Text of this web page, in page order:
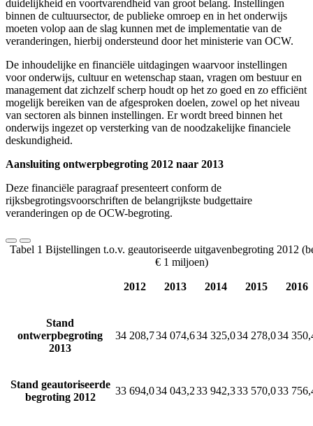
duidelijkheid en voortvarendheid van groot belang. Instellingen
binnen de cultuursector, de publieke omroep en in het onderwijs
moeten volop aan de slag kunnen met de implementatie van de
veranderingen, hierbij ondersteund door het ministerie van OCW.
De inhoudelijke en financiële uitdagingen waarvoor instellingen
voor onderwijs, cultuur en wetenschap staan, vragen om bestuur en
management dat zichzelf scherp houdt op het zo goed en zo efficiënt
mogelijk bereiken van de afgesproken doelen, zowel op het niveau
van sectoren als binnen instellingen. Er wordt breed binnen het
onderwijs ingezet op versterking van de noodzakelijke financiele
deskundigheid.
Aansluiting ontwerpbegroting 2012 naar 2013
Deze financiële paragraaf presenteert conform de
rijksbegrotingsvoorschriften de belangrijkste budgettaire
veranderingen op de OCW-begroting.
Tabel 1 Bijstellingen t.o.v. geautoriseerde uitgavenbegroting 2012
€ 1 miljoen)
2012 2013 2014 2015 2016
Stand
ontwerpbegroting
2013
34 208,734 074,634 325,034 278,034
Stand geautoriseerde
begroting 2012
33 694,034 043,233 942,333 570,033